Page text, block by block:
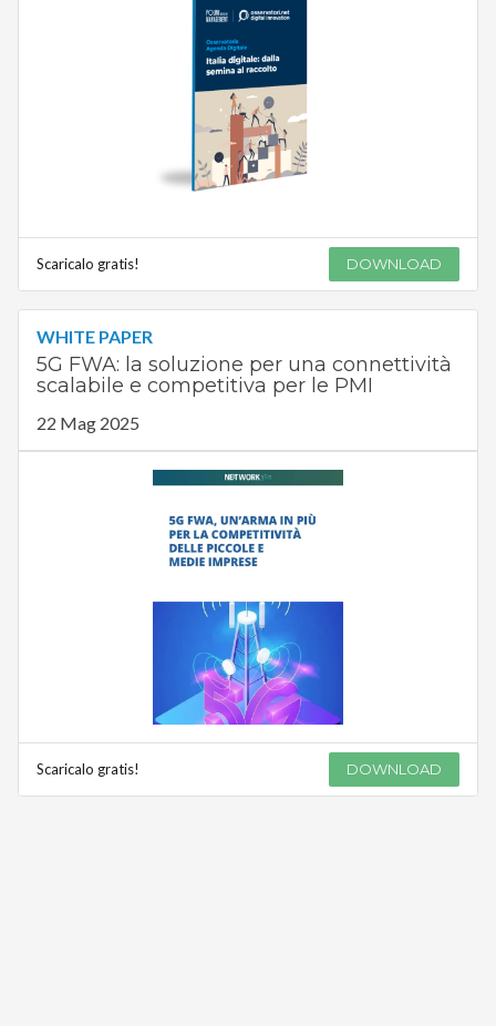
Scaricalo gratis! DOWNLOAD
WHITE PAPER
5G FWA: la soluzione per una connettività
scalabile e competitiva per le PMI
22 Mag 2025
Scaricalo gratis! DOWNLOAD